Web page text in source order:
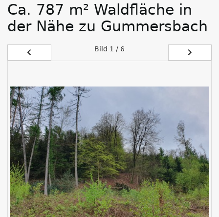
Ca. 787 m² Waldfläche in
der Nähe zu Gummersbach
Bild 1 / 6